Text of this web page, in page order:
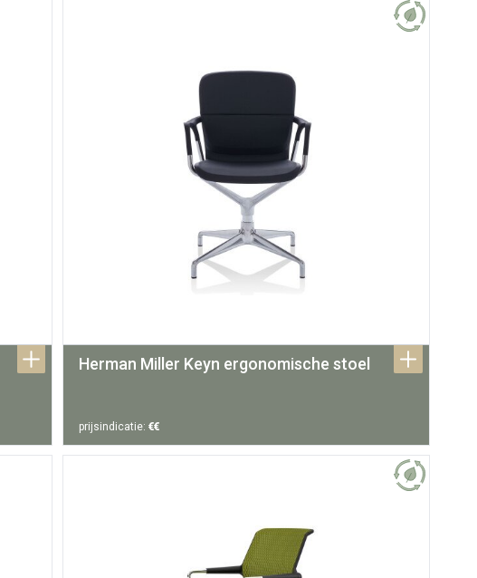
Herman Miller Keyn ergonomische stoel
prijsindicatie: €€